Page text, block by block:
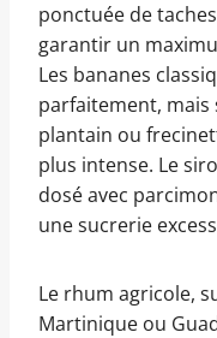
ponctuée de
garantir un
Les bananes
parfaitement, mais
plantain ou
plus intense. Le
dosé avec
une sucrerie
Le rhum agricole,
Martinique ou